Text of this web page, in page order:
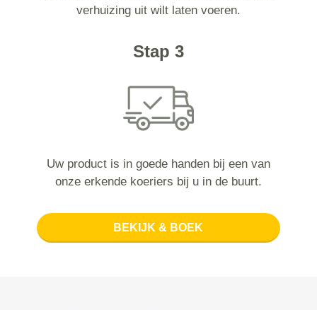
verhuizing uit wilt laten voeren.
Stap 3
Uw product is in goede handen bij een van
onze erkende koeriers bij u in de buurt.
BEKIJK & BOEK